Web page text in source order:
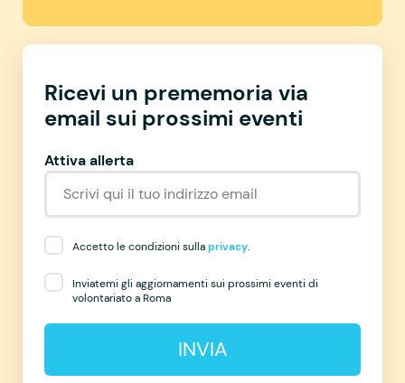
Ricevi un prememoria via
email sui prossimi eventi
Attiva allerta
Accetto le condizioni sullaprivacy.
Inviatemi gli aggiornamenti sui prossimi eventi di
volontariato a Roma
INVIA